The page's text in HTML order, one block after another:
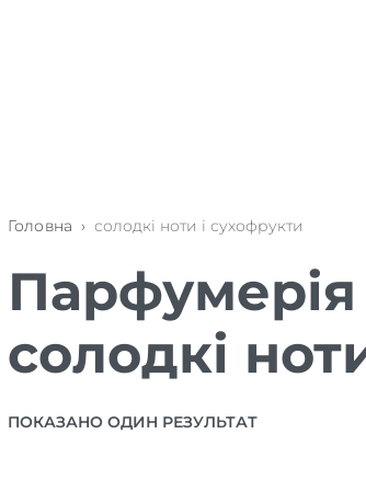
Головна › солодкі ноти і сухофрукти
солодкі
ПОКАЗАНО ОДИН РЕЗУЛЬТАТ